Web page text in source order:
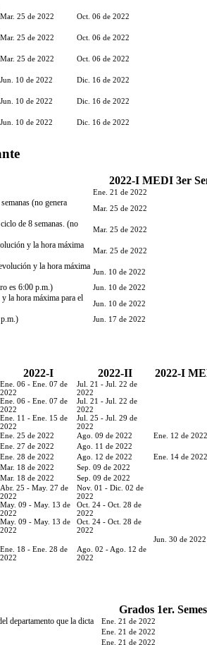
Mar. 25 de 2022 Oct. 06 de 2022
Mar. 25 de 2022 Oct. 06 de 2022
Mar. 25 de 2022 Oct. 06 de 2022
Jun. 10 de 2022 Dic. 16 de 2022
Jun. 10 de 2022 Dic. 16 de 2022
Jun. 10 de 2022 Dic. 16 de 2022
2022-I MEDI 3er
Ene. 21 de 2022
(no genera
Mar. 25 de 2022
de 8 semanas. (no
Mar. 25 de 2022
y la hora máxima
Mar. 25 de 2022
y la hora máxima
Jun. 10 de 2022
es 6:00 p.m.) Jun. 10 de 2022
la hora máxima para el
Jun. 10 de 2022
Jun. 17 de 2022
2022-I 2022-II 2022-I
Ene. 06 - Ene. 07 de
2022
Jul. 21 - Jul. 22 de
2022
Ene. 06 - Ene. 07 de
2022
Jul. 21 - Jul. 22 de
2022
Ene. 11 - Ene. 15 de
2022
Jul. 25 - Jul. 29 de
2022
Ene. 25 de 2022 Ago. 09 de 2022 Ene. 12 de 2022
Ene. 27 de 2022 Ago. 11 de 2022
Ene. 28 de 2022 Ago. 12 de 2022 Ene. 14 de 2022
Mar. 18 de 2022 Sep. 09 de 2022
Mar. 18 de 2022 Sep. 09 de 2022
Abr. 25 - May. 27 de
2022
Nov. 01 - Dic. 02 de
2022
May. 09 - May. 13 de
2022
Oct. 24 - Oct. 28 de
2022
May. 09 - May. 13 de
2022
Oct. 24 - Oct. 28 de
2022
Jun. 30 de 2022
Ene. 18 - Ene. 28 de
2022
Ago. 02 - Ago. 12 de
2022
Grados 1er.
departamento que la dicta Ene. 21 de 2022
Ene. 21 de 2022
Ene. 21 de 2022